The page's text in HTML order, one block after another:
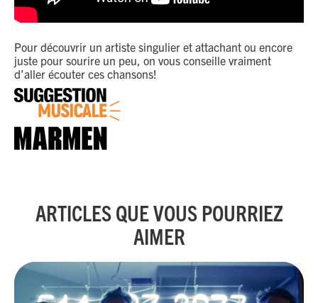
Pour découvrir un artiste singulier et attachant ou encore
juste pour sourire un peu, on vous conseille vraiment
d’aller écouter ces chansons!
ARTICLES QUE VOUS POURRIEZ
AIMER